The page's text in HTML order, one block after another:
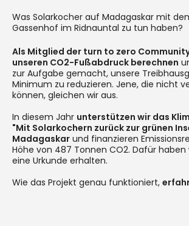
Was Solarkocher auf Madagaskar mit
Gassenhof im Ridnauntal zu tun haben?
Als Mitglied der turn to zero
unseren CO2-Fußabdruck berechnen
zur Aufgabe gemacht, unsere
Minimum zu reduzieren. Jene, die nicht
können, gleichen wir aus.
In diesem Jahr unterstützen wir das
"Mit Solarkochern zurück zur grünen
Madagaskar und finanzieren
Höhe von 487 Tonnen CO2. Dafür haben
eine Urkunde erhalten.
Wie das Projekt genau funktioniert,